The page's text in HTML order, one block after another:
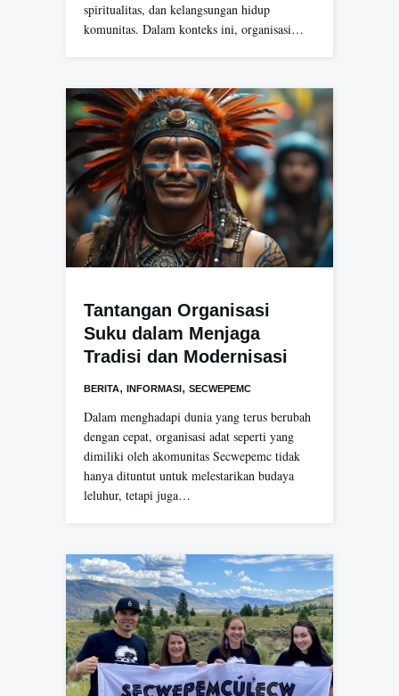
spiritualitas, dan kelangsungan hidup
komunitas. Dalam konteks ini, organisasi…
Tantangan Organisasi
Suku dalam Menjaga
Tradisi dan Modernisasi
BERITA, INFORMASI, SECWEPEMC
Dalam menghadapi dunia yang terus berubah
dengan cepat, organisasi adat seperti yang
dimiliki oleh akomunitas Secwepemc tidak
hanya dituntut untuk melestarikan budaya
leluhur, tetapi juga…